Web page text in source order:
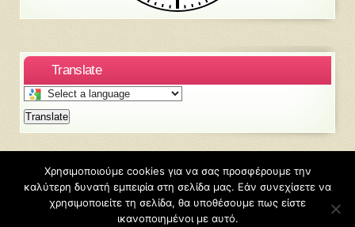
Translate
Select
a
language
translate
page
Translate
©2026 Ε.Ε.Ε.Ε.Κ. ΚΙΛΚΙΣ
Φιλοξενείται από
Χρησιμοποιούμε cookies για να σας προσφέρουμε την
καλύτερη δυνατή εμπειρία στη σελίδα μας. Εάν συνεχίσετε να
χρησιμοποιείτε τη σελίδα, θα υποθέσουμε πως είστε
ικανοποιημένοι με αυτό.